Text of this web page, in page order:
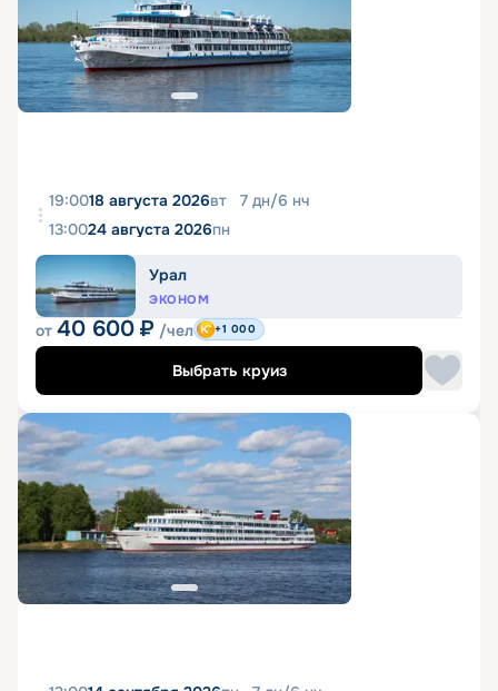
19:0018 августа 2026вт 7 дн/6 нч
13:0024 августа 2026пн
Урал
ЭКОНОМ
от 40 600 ₽ /чел +1 000
Выбрать круиз